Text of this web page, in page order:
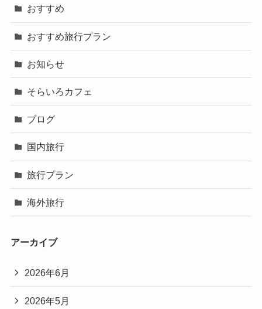
おすすめ
おすすめ旅行プラン
お知らせ
そらいろカフェ
ブログ
国内旅行
旅行プラン
海外旅行
アーカイブ
2026年6月
2026年5月